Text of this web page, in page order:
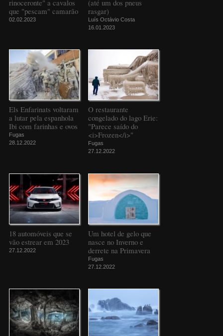
rinoceronte" a cavalos
que "pescam" camarão
02.02.2023
(até um dos pneus
rasgar)
Luís Octávio Costa
16.01.2023
Els Enfarinats voltaram
a lutar pela espanhola
Ibi com farinhas e ovos
Fugas
28.12.2022
O restaurante
congelado do lago Erie:
"Parece saído do
<i>Frozen</i>"
Fugas
27.12.2022
18 automóveis que se
vão estrear em 2023
27.12.2022
Um hotel de gelo que
nasce no Inverno e
derrete na Primavera
Fugas
27.12.2022